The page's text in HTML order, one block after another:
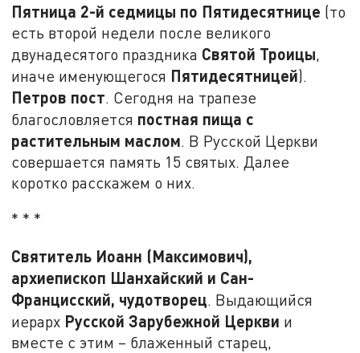
Пятница 2-й седмицы по Пятидесятнице (то
есть второй недели после великого
двунадесятого праздника Святой Троицы,
иначе именующегося Пятидесятницей).
Петров пост. Сегодня на трапезе
благословляется постная пища с
растительным маслом. В Русской Церкви
совершается память 15 святых. Далее
коротко расскажем о них.
* * *
Святитель Иоанн (Максимович),
архиепископ Шанхайский и Сан-
Францисский, чудотворец. Выдающийся
иерарх Русской Зарубежной Церкви и
вместе с этим – блаженный старец,